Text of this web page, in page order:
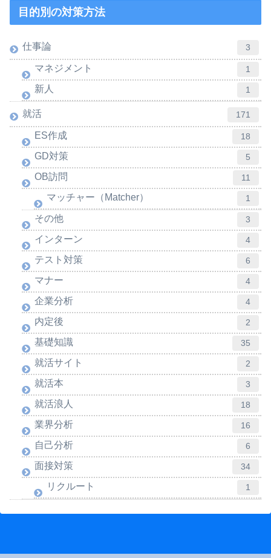
目的別の対策方法
仕事論 3
マネジメント 1
新人 1
就活 171
ES作成 18
GD対策 5
OB訪問 11
マッチャー（Matcher） 1
その他 3
インターン 4
テスト対策 6
マナー 4
企業分析 4
内定後 2
基礎知識 35
就活サイト 2
就活本 3
就活浪人 18
業界分析 16
自己分析 6
面接対策 34
リクルート 1